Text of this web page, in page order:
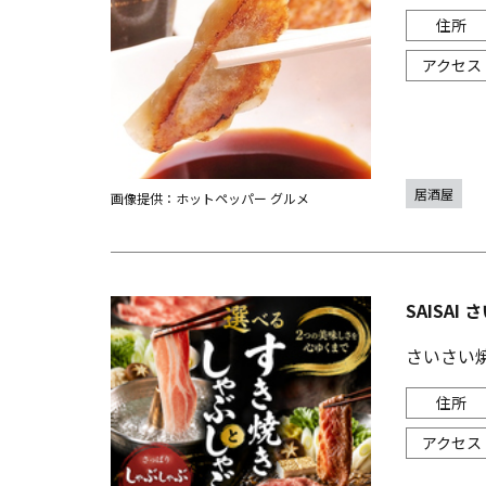
画像提供：ホットペッパー グルメ 居酒屋
SAISAI
さいさい